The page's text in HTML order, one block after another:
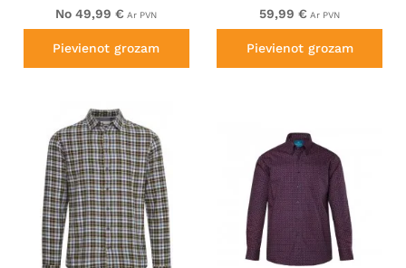
No 49,99 € Ar PVN
Pievienot grozam
59,99 € Ar PVN
Pievienot grozam